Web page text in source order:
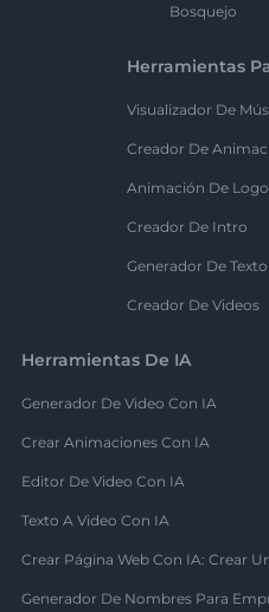
Bosquejo
Herramientas
Visualizador De
Creador De
Animación De Logo
Creador De Intro
Generador De
Creador De Videos
Herramientas De IA
Generador De Video Con IA
Crear Animaciones Con IA
Editor De Video Con IA
Texto A Video Con IA
Crear Página Web Con IA: Crear
Generador De Nombres Para